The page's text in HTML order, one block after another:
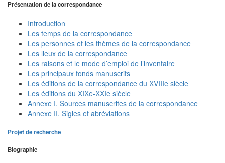
Présentation de la correspondance
Introduction
Les temps de la correspondance
Les personnes et les thèmes de la correspondance
Les lieux de la correspondance
Les raisons et le mode d’emploi de l’inventaire
Les principaux fonds manuscrits
Les éditions de la correspondance du XVIIIe siècle
Les éditions du XIXe-XXIe siècle
Annexe I. Sources manuscrites de la correspondance
Annexe II. Sigles et abréviations
Projet de recherche
Biographie